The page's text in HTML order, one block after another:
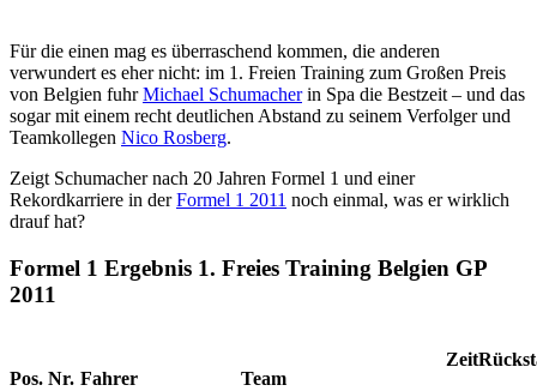
Für die einen mag es überraschend kommen, die anderen
verwundert es eher nicht: im 1. Freien Training zum Großen Preis
von Belgien fuhrMichael Schumacherin Spa die Bestzeit – und das
sogar mit einem recht deutlichen Abstand zu seinem Verfolger und
Teamkollegen Nico Rosberg.
Zeigt Schumacher nach 20 Jahren Formel 1 und einer
Rekordkarriere in derFormel 1 2011 noch einmal, was er wirklich
drauf hat?
Formel 1 Ergebnis 1. Freies Training Belgien GP
2011
Pos. Nr. Fahrer Team
Zeit